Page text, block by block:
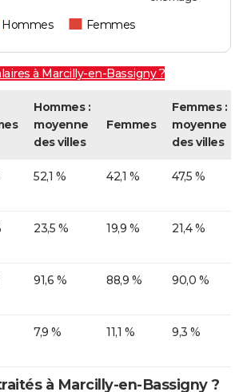
Hommes Femmes
à Marcilly-en-Bassigny ?
Hommes :
moyenne
des villes
Femmes
Femmes :
moyenne
des villes
52,1 % 42,1 % 47,5 %
23,5 % 19,9 % 21,4 %
91,6 % 88,9 % 90,0 %
7,9 % 11,1 % 9,3 %
à Marcilly-en-Bassigny ?